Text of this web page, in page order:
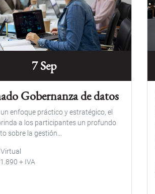
7 Sep
Gobernanza de datos
enfoque práctico y estratégico, el
a los participantes un profundo
sobre la gestión...
Virtual
+ IVA